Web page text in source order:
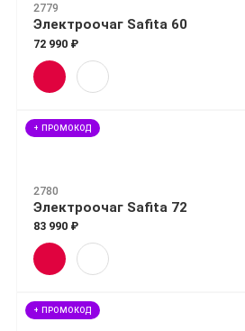
2779
Электроочаг Safita 60
72 990 ₽
+ ПРОМОКОД
2780
Электроочаг Safita 72
83 990 ₽
+ ПРОМОКОД